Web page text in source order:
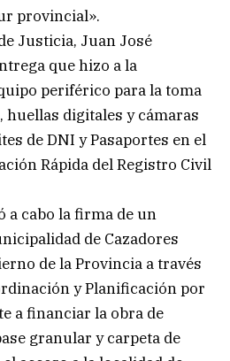
provincial».
Justicia, Juan José
que hizo a la
periférico para la toma
huellas digitales y cámaras
de DNI y Pasaportes en el
Rápida del Registro Civil
a cabo la firma de un
de Cazadores
de la Provincia a través
y Planificación por
a financiar la obra de
granular y carpeta de